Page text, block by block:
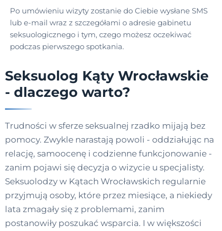
Po umówieniu wizyty zostanie do Ciebie wysłane SMS
lub e-mail wraz z szczegółami o adresie gabinetu
seksuologicznego i tym, czego możesz oczekiwać
podczas pierwszego spotkania.
Seksuolog Kąty Wrocławskie
- dlaczego warto?
Trudności w sferze seksualnej rzadko mijają bez
pomocy. Zwykle narastają powoli - oddziałując na
relację, samoocenę i codzienne funkcjonowanie -
zanim pojawi się decyzja o wizycie u specjalisty.
Seksuolodzy w Kątach Wrocławskich regularnie
przyjmują osoby, które przez miesiące, a niekiedy
lata zmagały się z problemami, zanim
postanowiły poszukać wsparcia. I w większości